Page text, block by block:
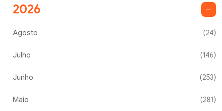
2026
Agosto (24)
Julho (146)
Junho (253)
Maio (281)